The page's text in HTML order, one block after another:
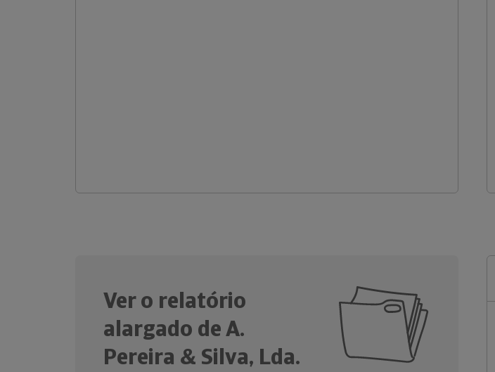
Ver o relatório
alargado de A.
Pereira & Silva, Lda.